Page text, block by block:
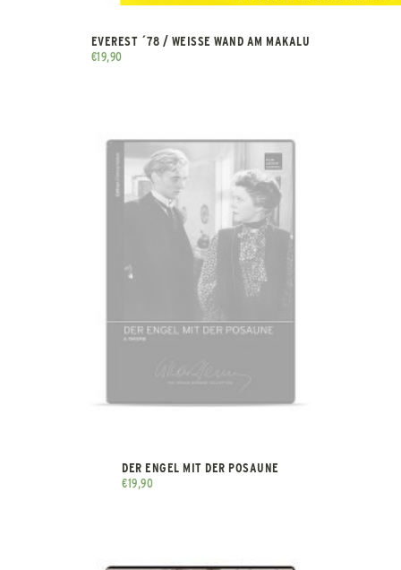
EVEREST ´78 / WEISSE WAND AM MAKALU
€19,90
DER ENGEL MIT DER POSAUNE
€19,90